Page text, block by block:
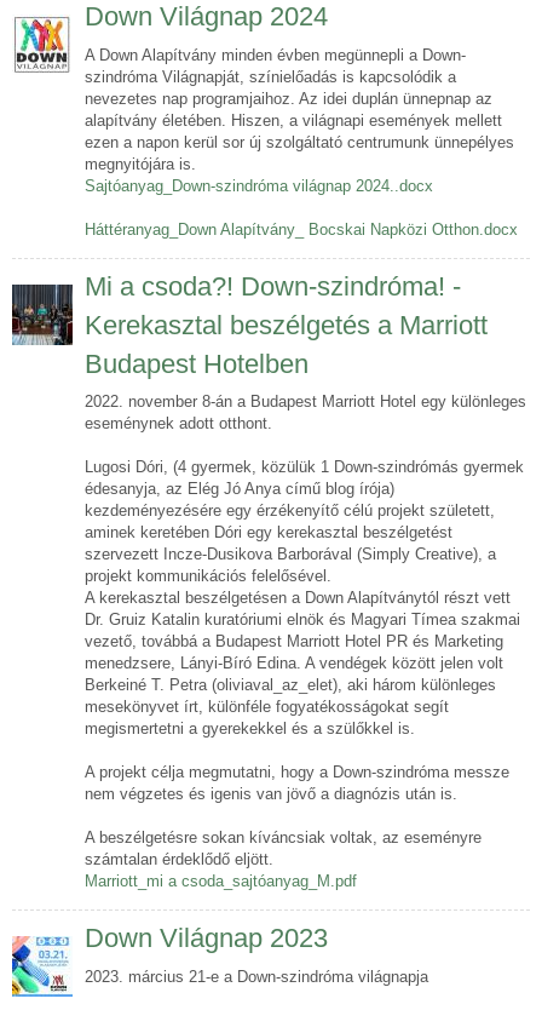
Down Világnap 2024
A Down Alapítvány minden évben megünnepli a Down-
szindróma Világnapját, színielőadás is kapcsolódik a
nevezetes nap programjaihoz. Az idei duplán ünnepnap az
alapítvány életében. Hiszen, a világnapi események mellett
ezen a napon kerül sor új szolgáltató centrumunk ünnepélyes
megnyitójára is.
Sajtóanyag_Down-szindróma világnap 2024..docx
Háttéranyag_Down Alapítvány_ Bocskai Napközi Otthon.docx
Mi a csoda?! Down-szindróma! -
Kerekasztal beszélgetés a Marriott
Budapest Hotelben
2022. november 8-án a Budapest Marriott Hotel egy különleges
eseménynek adott otthont.
Lugosi Dóri, (4 gyermek, közülük 1 Down-szindrómás gyermek
édesanyja, az Elég Jó Anya című blog írója)
kezdeményezésére egy érzékenyítő célú projekt született,
aminek keretében Dóri egy kerekasztal beszélgetést
szervezett Incze-Dusikova Barborával (Simply Creative), a
projekt kommunikációs felelősével.
A kerekasztal beszélgetésen a Down Alapítványtól részt vett
Dr. Gruiz Katalin kuratóriumi elnök és Magyari Tímea szakmai
vezető, továbbá a Budapest Marriott Hotel PR és Marketing
menedzsere, Lányi-Bíró Edina. A vendégek között jelen volt
Berkeiné T. Petra (oliviaval_az_elet), aki három különleges
mesekönyvet írt, különféle fogyatékosságokat segít
megismertetni a gyerekekkel és a szülőkkel is.
A projekt célja megmutatni, hogy a Down-szindróma messze
nem végzetes és igenis van jövő a diagnózis után is.
A beszélgetésre sokan kíváncsiak voltak, az eseményre
számtalan érdeklődő eljött.
Marriott_mi a csoda_sajtóanyag_M.pdf
Down Világnap 2023
2023. március 21-e a Down-szindróma világnapja